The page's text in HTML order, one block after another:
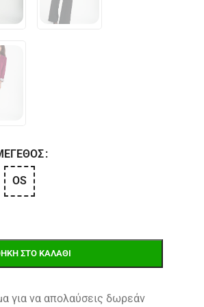
OS
ΣΤΟ ΚΑΛΆΘΙ
για να απολαύσεις δωρεάν